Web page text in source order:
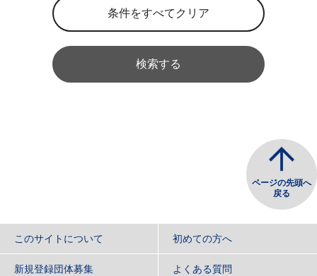
検索する
ページの先頭へ
戻る
このサイトについて 初めての方へ
新規登録団体募集 よくある質問